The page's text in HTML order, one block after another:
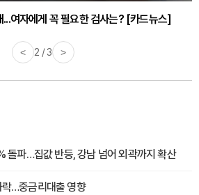
여자에게 꼭 필요한 검사는? [카드뉴스]
< 2 / 3 >
돌파…집값 반등, 강남 넘어 외곽까지 확산
락…중금리대출 영향